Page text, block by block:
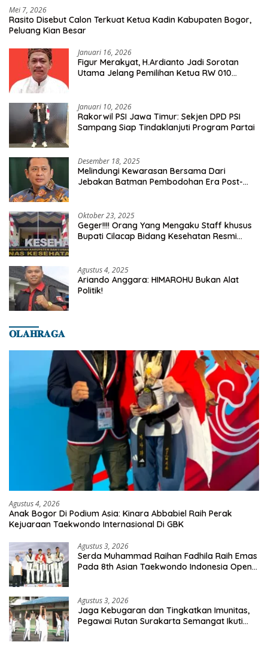
Mei 7, 2026
Rasito Disebut Calon Terkuat Ketua Kadin Kabupaten Bogor,
Peluang Kian Besar
Januari 16, 2026
Figur Merakyat, H.Ardianto Jadi Sorotan
Utama Jelang Pemilihan Ketua RW 010
Januari 10, 2026
Rakorwil PSI Jawa Timur: Sekjen DPD PSI
Sampang Siap Tindaklanjuti Program Partai
Desember 18, 2025
Melindungi Kewarasan Bersama Dari
Jebakan Batman Pembodohan Era Post-
Oktober 23, 2025
Geger!!!! Orang Yang Mengaku Staff khusus
Bupati Cilacap Bidang Kesehatan Resmi
Agustus 4, 2025
Ariando Anggara: HIMAROHU Bukan Alat
Politik!
𝐎𝐋𝐀𝐇𝐑𝐀𝐆𝐀
Agustus 4, 2026
Anak Bogor Di Podium Asia: Kinara Abbabiel Raih Perak
Kejuaraan Taekwondo Internasional Di GBK
Agustus 3, 2026
Serda Muhammad Raihan Fadhila Raih Emas
Pada 8th Asian Taekwondo Indonesia Open
Agustus 3, 2026
Jaga Kebugaran dan Tingkatkan Imunitas,
Pegawai Rutan Surakarta Semangat Ikuti